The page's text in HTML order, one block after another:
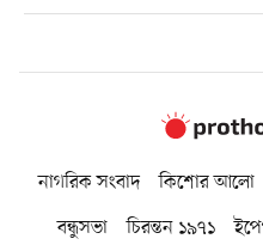
নাগরিক সংবাদ কিশোর আলো
বন্ধুসভা
চিরন্তন ১৯৭১